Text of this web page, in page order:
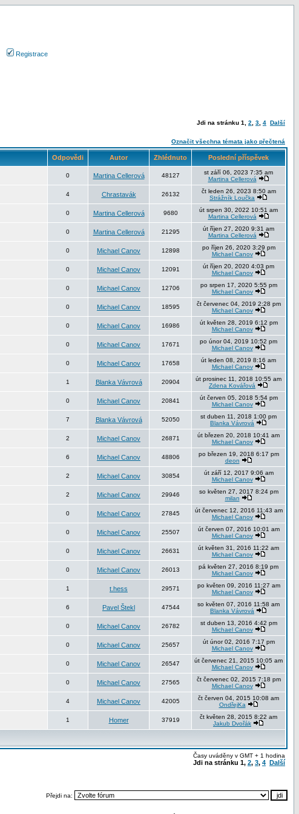
Registrace
Jdi na stránku 1 2 3 4 Další
Označit všechna témata jako přečtená
Odpovědi Autor Zhlédnuto Poslední příspěvek
0 Martina Cellerová 48127
st září 06, 2023 7:35 am
Martina Cellerová
4 Chrastavák 26132
čt leden 26, 2023 8:50 am
Strážník Loučka
0 Martina Cellerová 9680
út srpen 30, 2022 10:51 am
Martina Cellerová
0 Martina Cellerová 21295
út říjen 27, 2020 9:31 am
Martina Cellerová
0 Michael Canov 12898
po říjen 26, 2020 3:29 pm
Michael Canov
0 Michael Canov 12091
út říjen 20, 2020 4:03 pm
Michael Canov
0 Michael Canov 12706
po srpen 17, 2020 5:55 pm
Michael Canov
0 Michael Canov 18595
čt červenec 04, 2019 2:28 pm
Michael Canov
0 Michael Canov 16986
út květen 28, 2019 6:12 pm
Michael Canov
0 Michael Canov 17671
po únor 04, 2019 10:52 pm
Michael Canov
0 Michael Canov 17658
út leden 08, 2019 8:16 am
Michael Canov
1 Blanka Vávrová 20904
út prosinec 11, 2018 10:55 am
Zdena Kovářová
0 Michael Canov 20841
út červen 05, 2018 5:54 pm
Michael Canov
7 Blanka Vávrová 52050
st duben 11, 2018 1:00 pm
Blanka Vávrová
2 Michael Canov 26871
út březen 20, 2018 10:41 am
Michael Canov
6 Michael Canov 48806
po březen 19, 2018 6:17 pm
deon
2 Michael Canov 30854
út září 12, 2017 9:06 am
Michael Canov
2 Michael Canov 29946
so květen 27, 2017 8:24 pm
milan
0 Michael Canov 27845
út červenec 12, 2016 11:43 am
Michael Canov
0 Michael Canov 25507
út červen 07, 2016 10:01 am
Michael Canov
0 Michael Canov 26631
út květen 31, 2016 11:22 am
Michael Canov
0 Michael Canov 26013
pá květen 27, 2016 8:19 pm
Michael Canov
1 t.hess 29571
po květen 09, 2016 11:27 am
Michael Canov
6 Pavel Štekl 47544
so květen 07, 2016 11:58 am
Blanka Vávrová
0 Michael Canov 26782
st duben 13, 2016 4:42 pm
Michael Canov
0 Michael Canov 25657
út únor 02, 2016 7:17 pm
Michael Canov
0 Michael Canov 26547
út červenec 21, 2015 10:05 am
Michael Canov
0 Michael Canov 27565
čt červenec 02, 2015 7:18 pm
Michael Canov
4 Michael Canov 42005
čt červen 04, 2015 10:08 am
OndřejKa
1 Homer 37919
čt květen 28, 2015 8:22 am
Jakub Dvořák
Časy uváděny v GMT + 1 hodina
Jdi na stránku 1, 2, 3, 4 Další
Přejdi na: